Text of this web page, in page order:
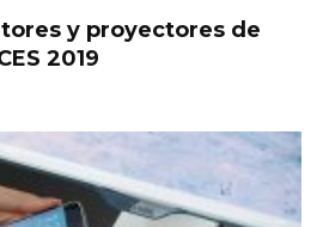
y proyectores de
2019